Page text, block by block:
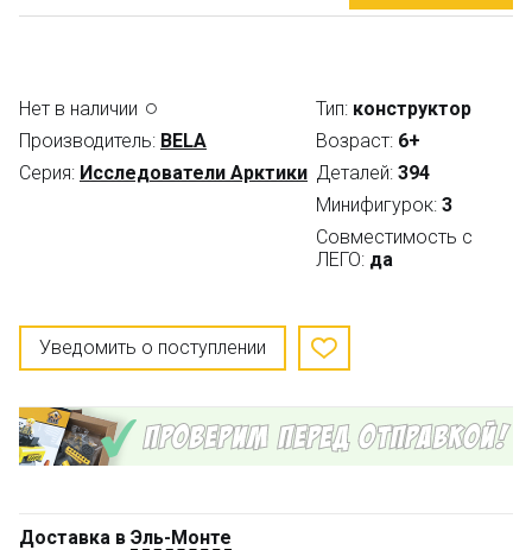
Нет в наличии
Производитель: BELA
Серия: Исследователи Арктики
Тип: конструктор
Возраст: 6+
Деталей: 394
Минифигурок: 3
Совместимость с
ЛЕГО: да
Уведомить о поступлении
Доставка в Эль-Монте